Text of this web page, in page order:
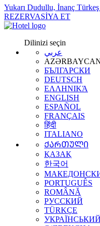
Yukarı Dudullu, İnanç
REZERVASİYA ET
Dilinizi seçin
عربي
БЪЛГАРСКИ
DEUTSCH
ΕΛΛΗΝΙΚΆ
ENGLISH
ESPAÑOL
FRANÇAIS
हिंदी
ITALIANO
ᲥᲐᲠᲗᲣᲚᲘ
ҚАЗАҚ
한국어
PORTUGUÊS
ROMÂNĂ
РУССКИЙ
TÜRKÇE
УКРАЇНСЬКИЙ